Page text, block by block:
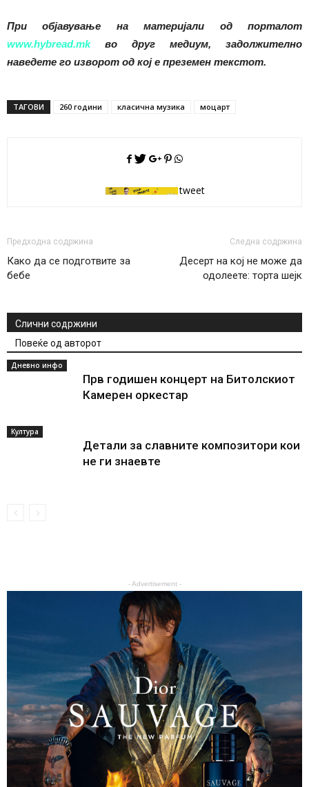
При објавување на материјали од порталот
www.hybread.mkво друг медиум, задолжително
наведете го изворот од кој е преземен текстот.
ТАГОВИ 260 години класична музика моцарт
tweet
Предходна содржина
Како да се подготвите за
бебе
Следна содржина
Десерт на кој не може да
одолеете: торта шејк
Слични содржини
Повеќе од авторот
Дневно инфо
Прв годишен концерт на Битолскиот
Камерен оркестар
Култура
Детали за славните композитори кои
не ги знаевте
- Advertisement -